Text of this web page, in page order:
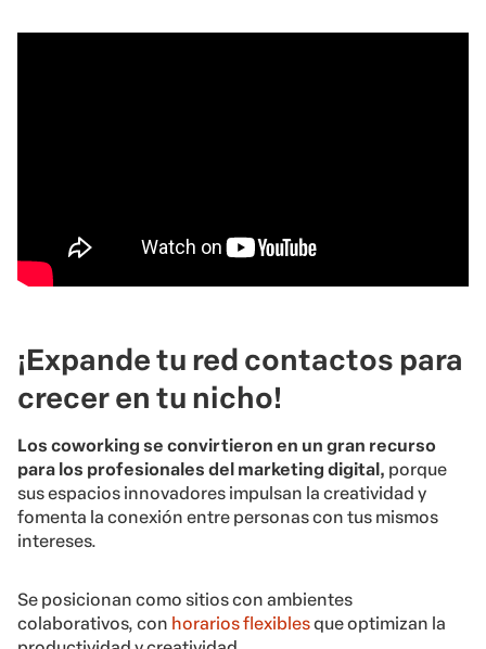
¡Expande tu red contactos para
crecer en tu nicho!
Los coworking se convirtieron en un gran recurso
para los profesionales del marketing digital, porque
sus espacios innovadores impulsan la creatividad y
fomenta la conexión entre personas con tus mismos
intereses.
Se posicionan como sitios con ambientes
colaborativos, con horarios flexiblesque optimizan la